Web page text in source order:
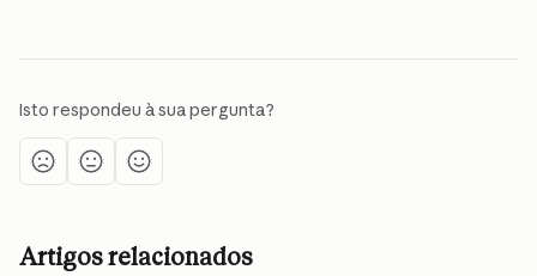
Isto respondeu à sua pergunta?
Artigos relacionados